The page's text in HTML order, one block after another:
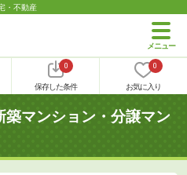
・不動産
0
保存した条件
0
お気に入り
マンション・分譲マン